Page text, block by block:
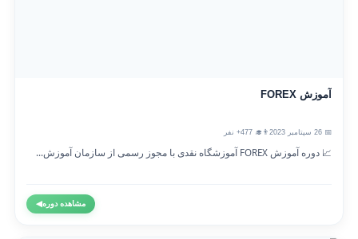
آموزش FOREX
👨‍🎓 477+ نفر
📈 دوره آموزش FOREX آموزشگاه نقدی با مجوز رسمی از سازمان آموزش...
مشاهده دوره◀